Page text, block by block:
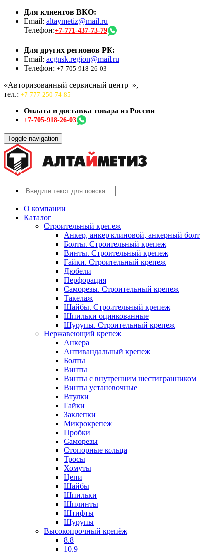
Для клиентов ВКО:
Email: altaymetiz@mail.ru
Телефон:+7-771-437-73-79
Для других регионов РК:
Email: acgnsk.region@mail.ru
Телефон: +7-705-918-26-03
«Авторизованный сервисный центр »,
тел.: +7-777-250-74-85
Оплата и доставка товара из России
+7-705-918-26-03
Toggle navigation
О компании
Каталог
Строительный крепеж
Анкер, анкер клиновой, анкерный болт
Болты. Строительный крепеж
Винты. Строительный крепеж
Гайки. Строительный крепеж
Дюбели
Перфорация
Саморезы. Строительный крепеж
Такелаж
Шайбы. Строительный крепеж
Шпильки оцинкованные
Шурупы. Строительный крепеж
Нержавеющий крепеж
Анкера
Антивандальный крепеж
Болты
Винты
Винты с внутренним шестигранником
Винты установочные
Втулки
Гайки
Заклепки
Микрокрепеж
Пробки
Саморезы
Стопорные кольца
Тросы
Хомуты
Цепи
Шайбы
Шпильки
Шплинты
Штифты
Шурупы
Высокопрочный крепёж
8.8
10.9